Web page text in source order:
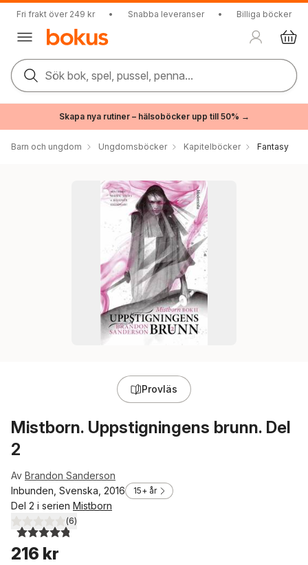
Fri frakt över 249 kr • Snabba leveranser • Billiga böcker
Sök bok, spel, pussel, penna...
Skapa nya rutiner – hälsoböcker upp till 50% →
Barn och ungdom Ungdomsböcker Kapitelböcker Fantasy
Provläs
Mistborn. Uppstigningens brunn. Del
2
Av Brandon Sanderson
Inbunden, Svenska, 2016
15+ år
Del 2 i serien Mistborn
4,8utav 5 stjärnor. Totalt antal röster:
(6)
216 kr